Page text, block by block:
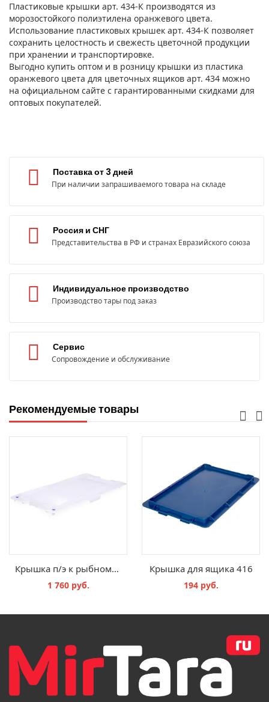
Пластиковые крышки арт. 434-К производятся из
морозостойкого полиэтилена оранжевого цвета.
Использование пластиковых крышек арт. 434-К позволяет
сохранить целостность и свежесть цветочной продукции
при хранении и транспортировке.
Выгодно купить оптом и в розницу крышки из пластика
оранжевого цвета для цветочных ящиков арт. 434 можно
на официальном сайте с гарантированными скидками для
оптовых покупателей.
Поставка от 3 дней
При наличии запрашиваемого товара на складе
Россия и СНГ
Представительства в РФ и странах Евразийского союза
Индивидуальное производство
Производство тары под заказ
Сервис
Сопровождение и обслуживание
Рекомендуемые товары
Крышка п/э к рыбному ящику 25 кг/40 л белая 83651110
1 760 руб.
Крышка для ящика 416
194 руб.